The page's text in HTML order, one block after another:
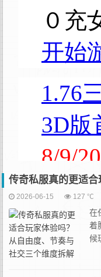
传奇私服真的更适
2026-06-15 127 ℃
在
着
候